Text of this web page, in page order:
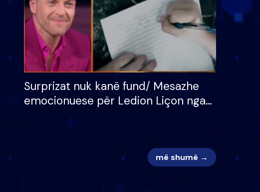
Surprizat nuk kanë fund/ Mesazhe
emocionuese për Ledion Liçon nga
më shumë →